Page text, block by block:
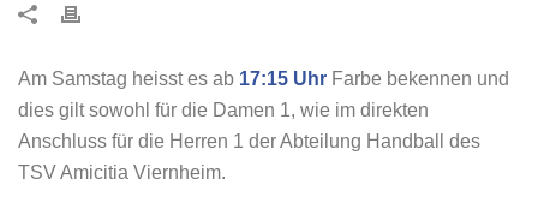
Am Samstag heisst es ab 17:15 Uhr Farbe bekennen und
dies gilt sowohl für die Damen 1, wie im direkten
Anschluss für die Herren 1 der Abteilung Handball des
TSV Amicitia Viernheim.